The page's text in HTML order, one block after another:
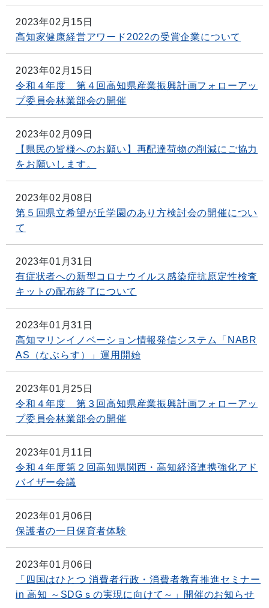
2023年02月15日
高知家健康経営アワード2022の受賞企業について
2023年02月15日
令和４年度 第４回高知県産業振興計画フォローアッ
プ委員会林業部会の開催
2023年02月09日
【県民の皆様へのお願い】再配達荷物の削減にご協力
をお願いします。
2023年02月08日
第５回県立希望が丘学園のあり方検討会の開催につい
て
2023年01月31日
有症状者への新型コロナウイルス感染症抗原定性検査
キットの配布終了について
2023年01月31日
高知マリンイノベーション情報発信システム「NABR
AS（なぶらす）」運用開始
2023年01月25日
令和４年度 第３回高知県産業振興計画フォローアッ
プ委員会林業部会の開催
2023年01月11日
令和４年度第２回高知県関西・高知経済連携強化アド
バイザー会議
2023年01月06日
保護者の一日保育者体験
2023年01月06日
「四国はひとつ 消費者行政・消費者教育推進セミナー
in 高知 ～SDGｓの実現に向けて～」開催のお知らせ